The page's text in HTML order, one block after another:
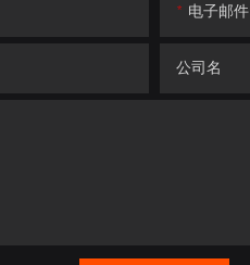
电子邮件
公司名